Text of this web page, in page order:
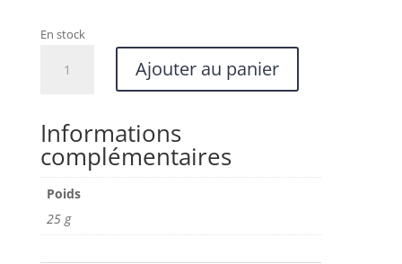
En stock
spéciaux
pour
Pharaon
Ajouter au panier
Informations
complémentaires
Poids
25 g